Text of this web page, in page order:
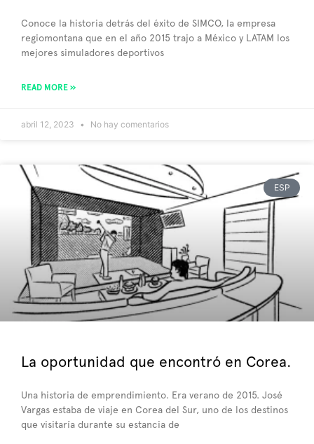
Conoce la historia detrás del éxito de SIMCO, la empresa
regiomontana que en el año 2015 trajo a México y LATAM los
mejores simuladores deportivos
READ MORE »
abril 12, 2023 No hay comentarios
ESP
La oportunidad que encontró en Corea.
Una historia de emprendimiento. Era verano de 2015. José
Vargas estaba de viaje en Corea del Sur, uno de los destinos
que visitaría durante su estancia de